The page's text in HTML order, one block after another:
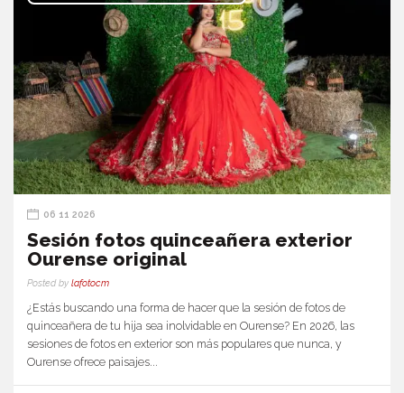
06 11 2026
Sesión fotos quinceañera exterior
Ourense original
Posted by lafotocm
¿Estás buscando una forma de hacer que la sesión de fotos de
quinceañera de tu hija sea inolvidable en Ourense? En 2026, las
sesiones de fotos en exterior son más populares que nunca, y
Ourense ofrece paisajes...